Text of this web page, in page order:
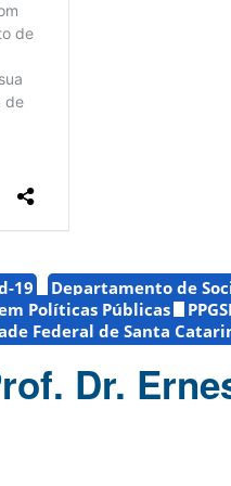
19
Departamento de
Políticas Públicas
Federal de Santa
Dr.